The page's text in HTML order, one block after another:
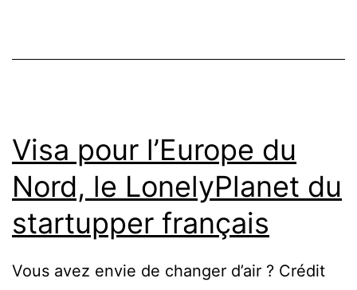
qui
des
infirmiers
en
libéral
Visa pour l’Europe du
Nord, le LonelyPlanet du
startupper français
Vous avez envie de changer d’air ? Crédit